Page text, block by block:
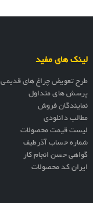
لینک های مفید
طرح تعویض چراغ های قدیمی
پرسش های متداول
نمایندگان فروش
مطالب دانلودی
لیست قیمت محصولات
شماره حساب آذرطیف
گواهی حسن انجام کار
ایران کد محصولات